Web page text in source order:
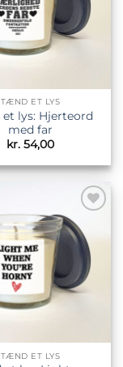
TÆND ET LYS
lys: Hjerteord
med far
kr. 54,00
Tilføj til
ønskeliste
TÆND ET LYS